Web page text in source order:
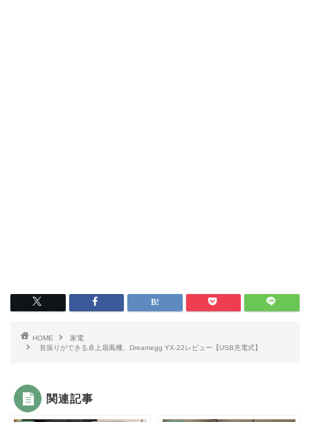
HOME
家電
首振りができる卓上扇風機、Dreamegg YX-22レビュー【USB充電式】
関連記事